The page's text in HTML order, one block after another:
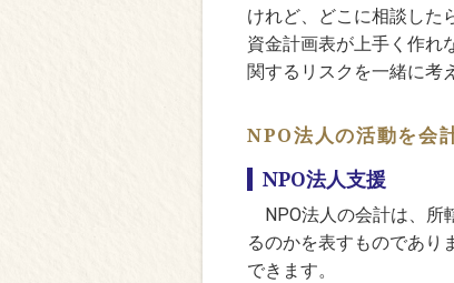
けれど、どこに相談した
資金計画表が上手く作れ
関するリスクを一緒に考
NPO法人の活動を会
NPO法人支援
NPO法人の会計は、所
るのかを表すものであり
できます。